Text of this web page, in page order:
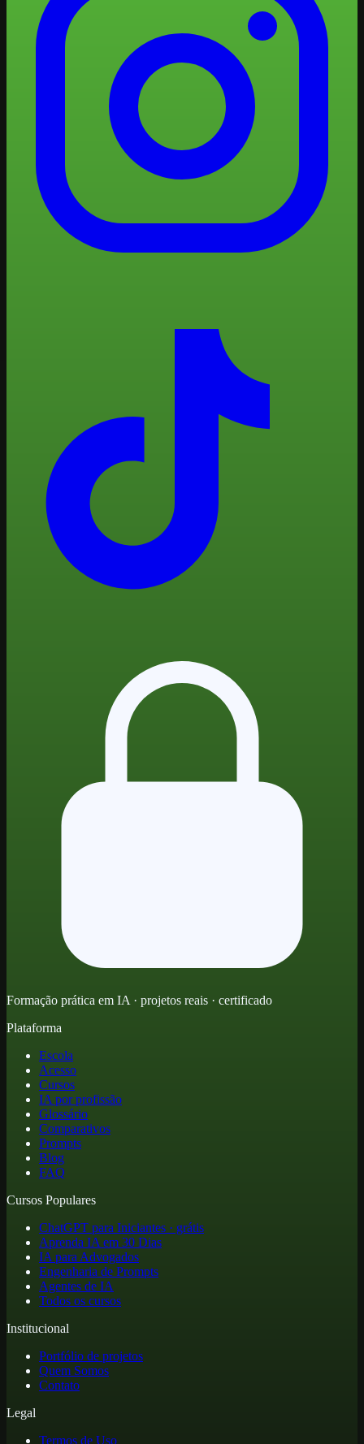
Formação prática em IA · projetos reais · certificado
Plataforma
Escola
Acesso
Cursos
IA por profissão
Glossário
Comparativos
Prompts
Blog
FAQ
Cursos Populares
ChatGPT para Iniciantes · grátis
Aprenda IA em 30 Dias
IA para Advogados
Engenharia de Prompts
Agentes de IA
Todos os cursos
Institucional
Portfólio de projetos
Quem Somos
Contato
Legal
Termos de Uso